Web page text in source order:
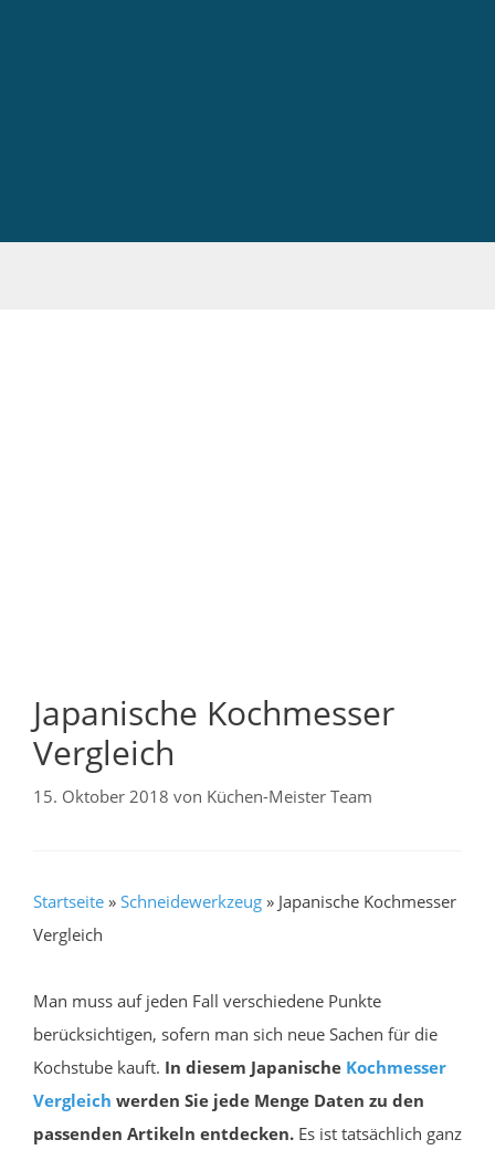
Japanische Kochmesser
Vergleich
15. Oktober 2018 von Küchen-Meister Team
Startseite » Schneidewerkzeug » Japanische Kochmesser
Vergleich
Man muss auf jeden Fall verschiedene Punkte
berücksichtigen, sofern man sich neue Sachen für die
Kochstube kauft. In diesem Japanische Kochmesser
Vergleich werden Sie jede Menge Daten zu den
passenden Artikeln entdecken. Es ist tatsächlich ganz